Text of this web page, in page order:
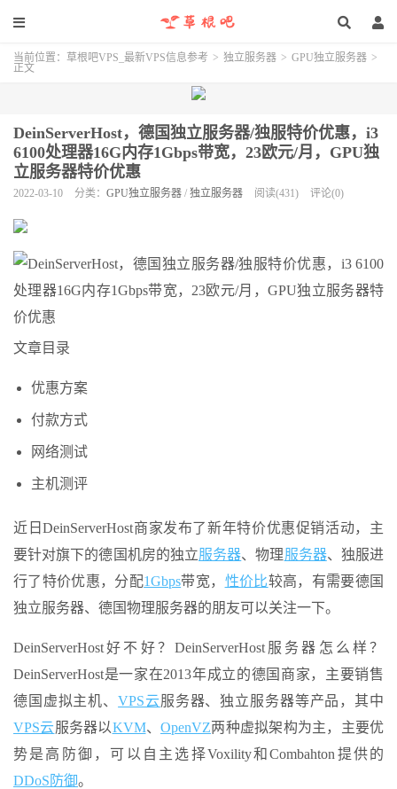
当前位置： 草根吧VPS_最新VPS信息参考 > 独立服务器 > GPU独立服务器 >
正文
DeinServerHost，德国独立服务器/独服特价优惠，i3
6100处理器16G内存1Gbps带宽，23欧元/月，GPU独
立服务器特价优惠
2022-03-10 分类： GPU独立服务器 / 独立服务器 阅读(431) 评论(0)
文章目录
优惠方案
付款方式
网络测试
主机测评
近日DeinServerHost商家发布了新年特价优惠促销活动，主
要针对旗下的德国机房的独立服务器、物理服务器、独服进
行了特价优惠，分配1Gbps带宽， 性价比较高，有需要德国
独立服务器、德国物理服务器的朋友可以关注一下。
DeinServerHost好不好？DeinServerHost服务器怎么样？
DeinServerHost是一家在2013年成立的德国商家，主要销售
德国虚拟主机、VPS云服务器、独立服务器等产品，其中
VPS云服务器以KVM、 OpenVZ两种虚拟架构为主，主要优
势是高防御，可以自主选择Voxility和Combahton提供的
DDoS防御。